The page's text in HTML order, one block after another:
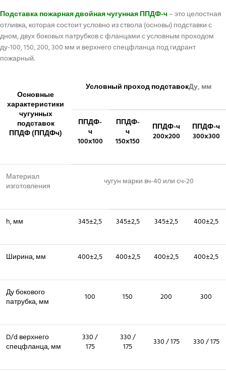
Подставка пожарная двойная чугунная ППДФ-ч– это целостная
отливка, которая состоит условно из ствола (основы) подставки с
дном, двух боковых патрубков с фланцами с условным проходом
ду-100, 150, 200, 300 мм и верхнего спецфланца под гидрант
пожарный.
Основные
характеристики
чугунных
подставок
ППДФ (ППДФч)
Условный проход подставокДу, мм
ППДФ-
ч
100х100
ППДФ-
ч
150х150
ППДФ-ч
200х200
ППДФ-ч
300х300
Материал
изготовления
чугун марки вч-40 или сч-20
h, мм 345±2,5 345±2,5 345±2,5 400±2,5
Ширина, мм 400±2,5 400±2,5 400±2,5 400±2,5
Ду бокового
патрубка, мм
100 150 200 300
D/d верхнего
спецфланца, мм
330 /
175
330 /
175
330 / 175 330 / 175